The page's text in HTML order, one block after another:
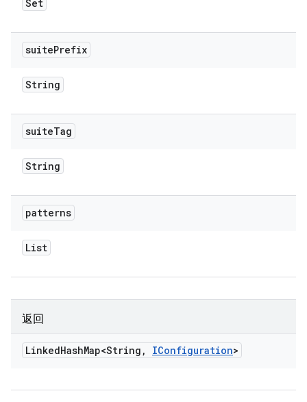
Set
suitePrefix
String
suiteTag
String
patterns
List
返回
LinkedHashMap<String , IConfiguration>